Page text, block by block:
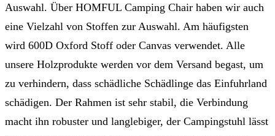
Auswahl. Über HOMFUL Camping Chair haben wir auch
eine Vielzahl von Stoffen zur Auswahl. Am häufigsten
wird 600D Oxford Stoff oder Canvas verwendet. Alle
unsere Holzprodukte werden vor dem Versand begast, um
zu verhindern, dass schädliche Schädlinge das Einfuhrland
schädigen. Der Rahmen ist sehr stabil, die Verbindung
macht ihn robuster und langlebiger, der Campingstuhl lässt